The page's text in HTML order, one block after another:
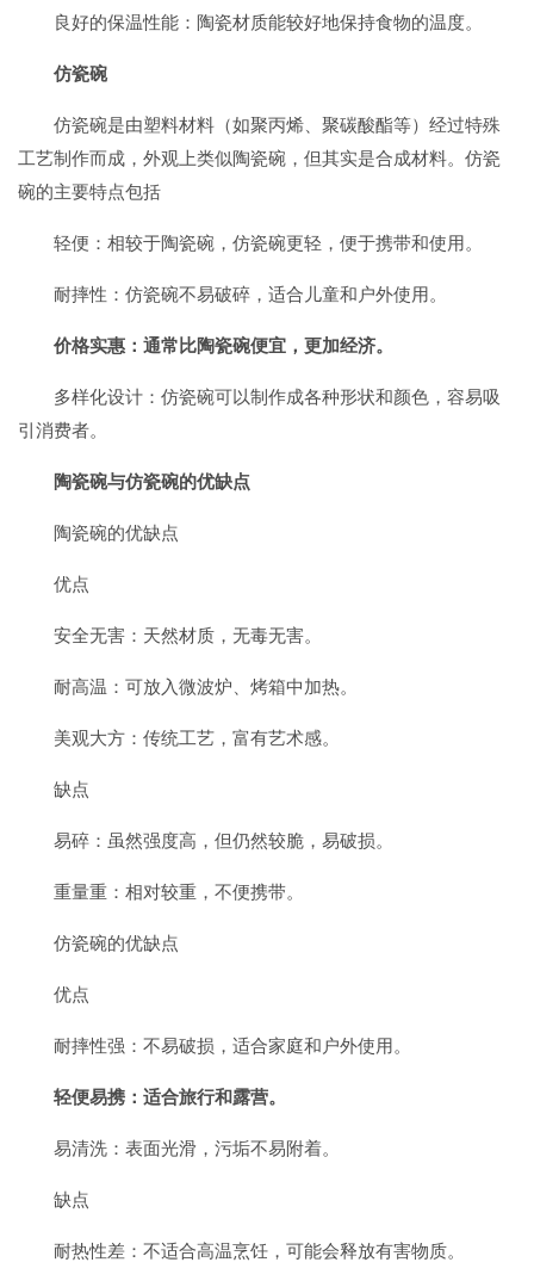
良好的保温性能：陶瓷材质能较好地保持食物的温度。
仿瓷碗
仿瓷碗是由塑料材料（如聚丙烯、聚碳酸酯等）经过特殊
工艺制作而成，外观上类似陶瓷碗，但其实是合成材料。仿瓷
碗的主要特点包括
轻便：相较于陶瓷碗，仿瓷碗更轻，便于携带和使用。
耐摔性：仿瓷碗不易破碎，适合儿童和户外使用。
价格实惠：通常比陶瓷碗便宜，更加经济。
多样化设计：仿瓷碗可以制作成各种形状和颜色，容易吸
引消费者。
陶瓷碗与仿瓷碗的优缺点
陶瓷碗的优缺点
优点
安全无害：天然材质，无毒无害。
耐高温：可放入微波炉、烤箱中加热。
美观大方：传统工艺，富有艺术感。
缺点
易碎：虽然强度高，但仍然较脆，易破损。
重量重：相对较重，不便携带。
仿瓷碗的优缺点
优点
耐摔性强：不易破损，适合家庭和户外使用。
轻便易携：适合旅行和露营。
易清洗：表面光滑，污垢不易附着。
缺点
耐热性差：不适合高温烹饪，可能会释放有害物质。